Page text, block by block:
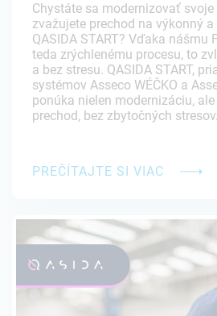
Chystáte sa modernizovať
zvažujete prechod na výkonný
QASIDA START? Vďaka nášmu
teda zrýchlenému procesu, to
a bez stresu. QASIDA START,
systémov Asseco WÉČKO a
ponúka nielen modernizáciu,
prechod, bez zbytočných stresov.
PREČÍTAJTE SI VIAC